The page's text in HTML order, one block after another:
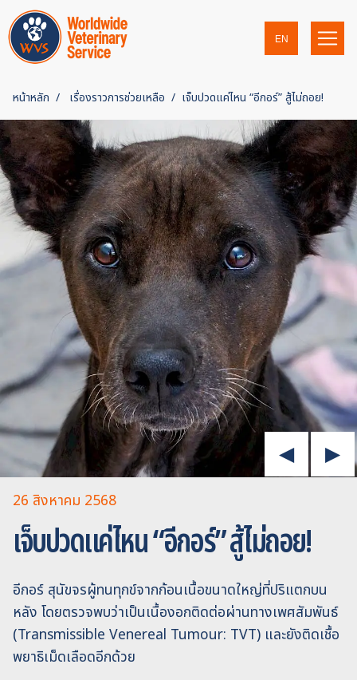
EN
หน้าหลัก เรื่องราวการช่วยเหลือ เจ็บปวดแค่ไหน “อีกอร์” สู้ไม่ถอย!
26 สิงหาคม 2568
เจ็บปวดแค่ไหน “อีกอร์” สู้ไม่ถอย!
อีกอร์ สุนัขจรผู้ทนทุกข์จากก้อนเนื้อขนาดใหญ่ที่ปริแตกบน
หลัง โดยตรวจพบว่าเป็นเนื้องอกติดต่อผ่านทางเพศสัมพันธ์
(Transmissible Venereal Tumour: TVT) และยังติดเชื้อ
พยาธิเม็ดเลือดอีกด้วย